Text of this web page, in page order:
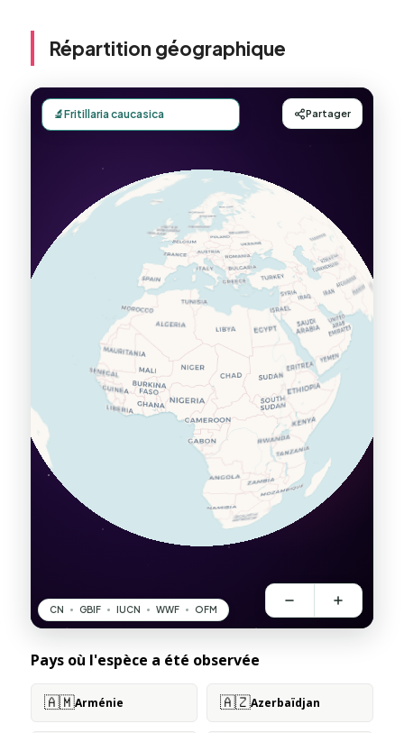
Répartition géographique
Pays où l'espèce a été observée
🇦🇲Arménie 🇦🇿Azerbaïdjan